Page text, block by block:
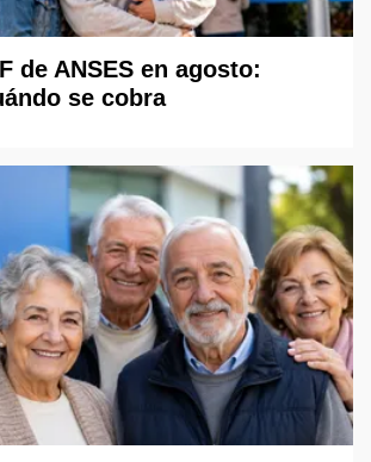
de ANSES en agosto:
se cobra